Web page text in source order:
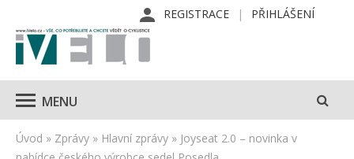
REGISTRACE PŘIHLÁŠENÍ
MENU
Úvod » Zprávy » Hlavní zprávy » Joyseat 2.0 – novinka v